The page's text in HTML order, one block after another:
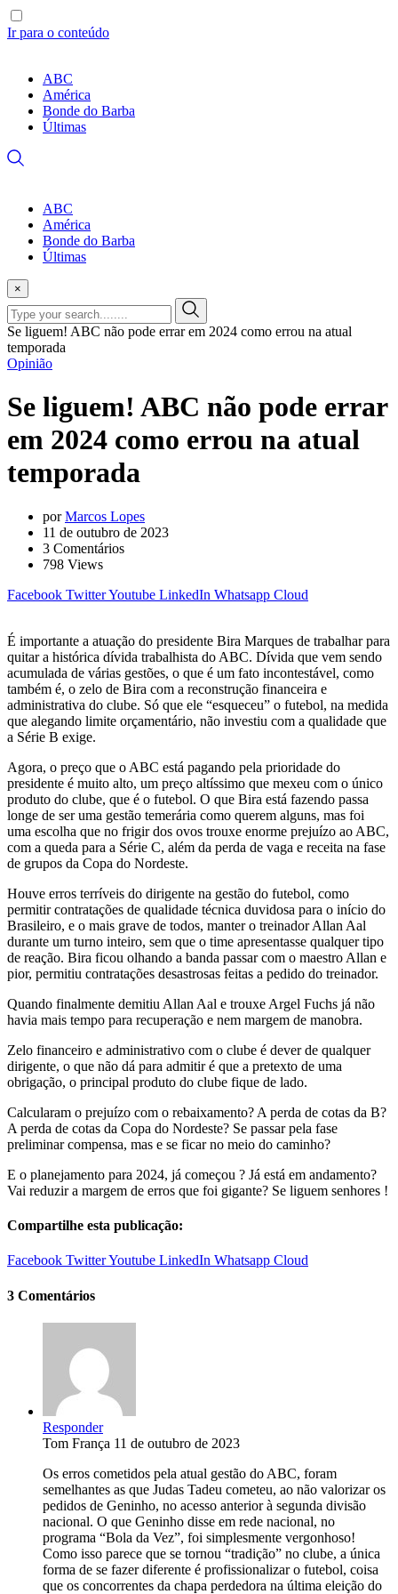
Ir para o conteúdo
ABC
América
Bonde do Barba
Últimas
ABC
América
Bonde do Barba
Últimas
×
Se liguem! ABC não pode errar em 2024 como errou na atual
temporada
Opinião
Se liguem! ABC não pode errar
em 2024 como errou na atual
temporada
porMarcos Lopes
11 de outubro de 2023
3 Comentários
798 Views
Facebook TwitterYoutube LinkedIn Whatsapp Cloud
É importante a atuação do presidente Bira Marques de trabalhar para
quitar a histórica dívida trabalhista do ABC. Dívida que vem sendo
acumulada de várias gestões, o que é um fato incontestável, como
também é, o zelo de Bira com a reconstrução financeira e
administrativa do clube. Só que ele “esqueceu” o futebol, na medida
que alegando limite orçamentário, não investiu com a qualidade que
a Série B exige.
Agora, o preço que o ABC está pagando pela prioridade do
presidente é muito alto, um preço altíssimo que mexeu com o único
produto do clube, que é o futebol. O que Bira está fazendo passa
longe de ser uma gestão temerária como querem alguns, mas foi
uma escolha que no frigir dos ovos trouxe enorme prejuízo ao ABC,
com a queda para a Série C, além da perda de vaga e receita na fase
de grupos da Copa do Nordeste.
Houve erros terríveis do dirigente na gestão do futebol, como
permitir contratações de qualidade técnica duvidosa para o início do
Brasileiro, e o mais grave de todos, manter o treinador Allan Aal
durante um turno inteiro, sem que o time apresentasse qualquer tipo
de reação. Bira ficou olhando a banda passar com o maestro Allan e
pior, permitiu contratações desastrosas feitas a pedido do treinador.
Quando finalmente demitiu Allan Aal e trouxe Argel Fuchs já não
havia mais tempo para recuperação e nem margem de manobra.
Zelo financeiro e administrativo com o clube é dever de qualquer
dirigente, o que não dá para admitir é que a pretexto de uma
obrigação, o principal produto do clube fique de lado.
Calcularam o prejuízo com o rebaixamento? A perda de cotas da B?
A perda de cotas da Copa do Nordeste? Se passar pela fase
preliminar compensa, mas e se ficar no meio do caminho?
E o planejamento para 2024, já começou ? Já está em andamento?
Vai reduzir a margem de erros que foi gigante? Se liguem senhores !
Compartilhe esta publicação:
Facebook TwitterYoutube LinkedIn Whatsapp Cloud
3 Comentários
Responder
Tom França 11 de outubro de 2023
Os erros cometidos pela atual gestão do ABC, foram
semelhantes as que Judas Tadeu cometeu, ao não valorizar os
pedidos de Geninho, no acesso anterior à segunda divisão
nacional. O que Geninho disse em rede nacional, no
programa “Bola da Vez”, foi simplesmente vergonhoso!
Como isso parece que se tornou “tradição” no clube, a única
forma de se fazer diferente é profissionalizar o futebol, coisa
que os concorrentes da chapa perdedora na última eleição do